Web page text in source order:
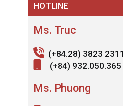
HOTLINE
Ms. Truc
(+84.28) 3823 2311
(+84) 932.050.365
Ms. Phuong